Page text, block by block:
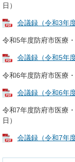
日）
会議録（令和3年
令和5年度防府市医療
会議録（令和5年
令和6年度防府市医療
会議録（令和6年
令和7年度防府市医療
日）
会議録（令和7年